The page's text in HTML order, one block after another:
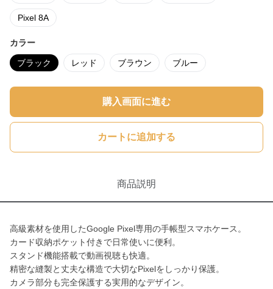
Pixel 8A
カラー
ブラック レッド ブラウン ブルー
購入画面に進む
カートに追加する
商品説明
高級素材を使用したGoogle Pixel専用の手帳型スマホケース。
カード収納ポケット付きで日常使いに便利。
スタンド機能搭載で動画視聴も快適。
精密な縫製と丈夫な構造で大切なPixelをしっかり保護。
カメラ部分も完全保護する実用的なデザイン。